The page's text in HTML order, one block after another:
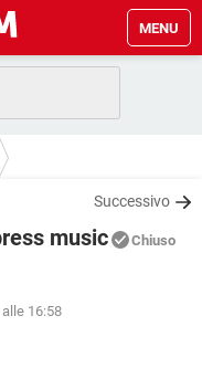
MENU
10
Successivo
music Chiuso
16:58